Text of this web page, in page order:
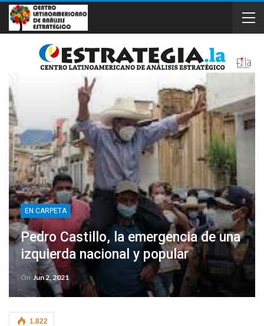
EN CARPETA
Pedro Castillo, la emergencia de una
izquierda nacional y popular
On Jun 2, 2021
1.822